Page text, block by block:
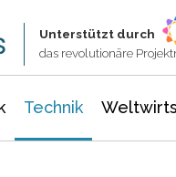
Unterstützt durch
das revolutionäre
Technik